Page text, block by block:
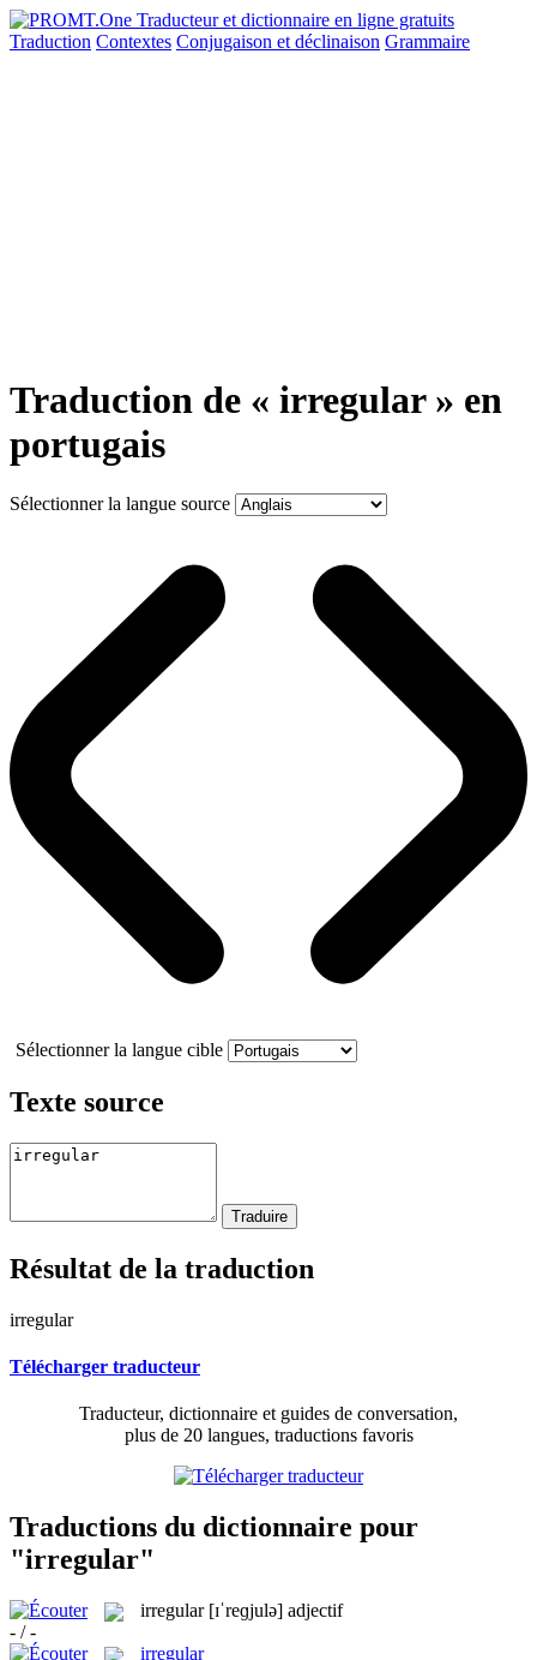
Traduction Contextes Conjugaison et déclinaison Grammaire
Traduction de « irregular » en
portugais
Sélectionner la langue source
Sélectionner la langue cible
Texte source
Résultat de la traduction
irregular
Télécharger traducteur
Traducteur, dictionnaire et guides de conversation,
plus de 20 langues, traductions favoris
Traductions du dictionnaire pour
"irregular"
irregular [ɪˈreɡjulə] adjectif
- / -
irregular